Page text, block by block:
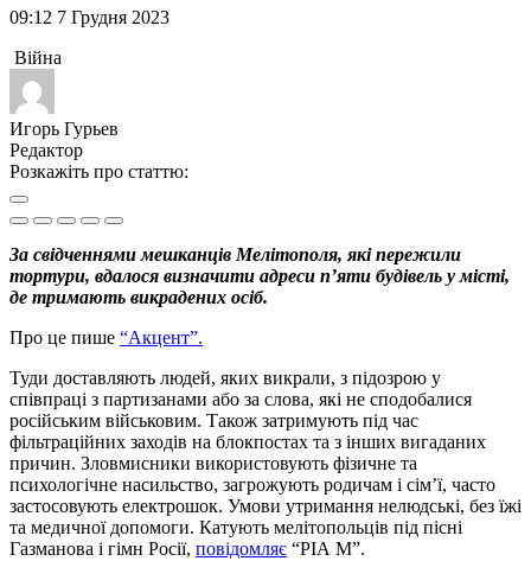
09:12 7 Грудня 2023
Війна
Игорь Гурьев
Редактор
Розкажіть про статтю:
За свідченнями мешканців Мелітополя, які пережили
тортури, вдалося визначити адреси п’яти будівель у місті,
де тримають викрадених осіб.
Про це пише “Акцент”.
Туди доставляють людей, яких викрали, з підозрою у
співпраці з партизанами або за слова, які не сподобалися
російським військовим. Також затримують під час
фільтраційних заходів на блокпостах та з інших вигаданих
причин. Зловмисники використовують фізичне та
психологічне насильство, загрожують родичам і сім’ї, часто
застосовують електрошок. Умови утримання нелюдські, без їжі
та медичної допомоги. Катують мелітопольців під пісні
Газманова і гімн Росії, повідомляє “РІА М”.